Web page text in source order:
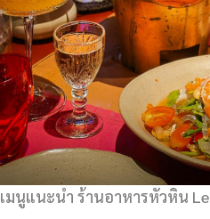
เมนูแนะนำ ร้านอาหารหัวหิน